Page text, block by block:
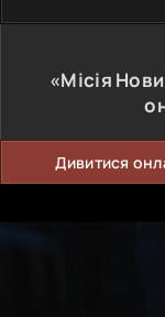
«Місія
Дивитися